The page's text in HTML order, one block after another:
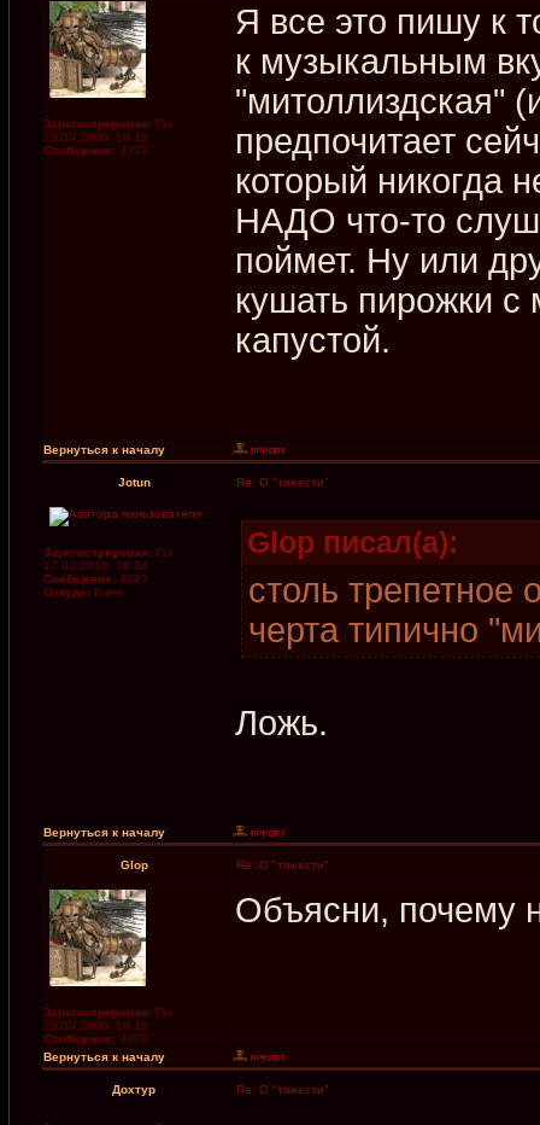
Зарегистрирован: Пн
25.09.2006, 18:18
Сообщения: 3379
Я все это пишу к
к музыкальным
"митоллиздская"
предпочитает
который никогда
НАДО что-то
поймет. Ну или
кушать пирожки с
капустой.
Вернуться к началу
Jotun Re: О "тяжести"
Зарегистрирован: Ср
17.02.2010, 18:34
Сообщения: 4493
Откуда: Киев
Glop писал(а):
столь
черта типично
Ложь.
Вернуться к началу
Glop Re: О "тяжести"
Зарегистрирован: Пн
25.09.2006, 18:18
Сообщения: 3379
Объясни, почему
Вернуться к началу
Дохтур Re: О "тяжести"